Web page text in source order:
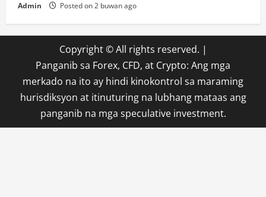
Admin Posted on 2 buwan ago
Copyright © All rights reserved. |
Panganib sa Forex, CFD, at Crypto: Ang mga
merkado na ito ay hindi kinokontrol sa maraming
hurisdiksyon at itinuturing na lubhang mataas ang
panganib na mga speculative investment.